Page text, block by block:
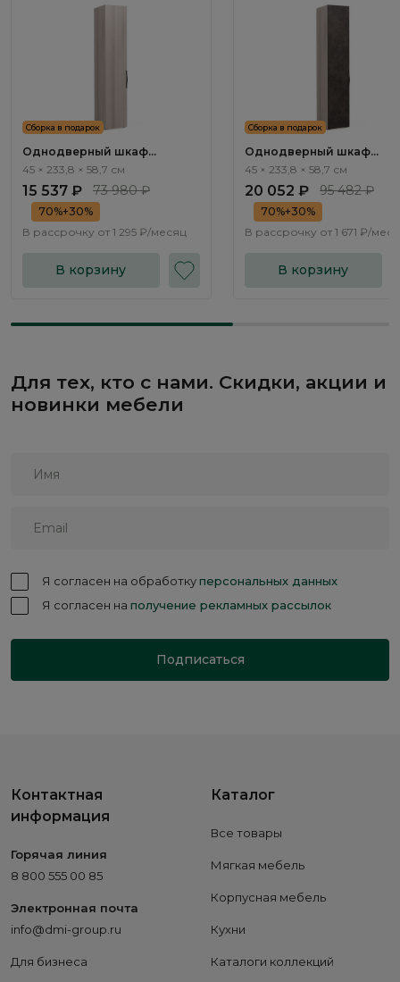
Сборка в подарок
Однодверный шкаф
Альтера / Altera AL2264.1
45 × 233,8 × 58,7 см
15 537 ₽ 73 980 ₽
70%+30%
В рассрочку от 1 295 ₽/месяц
В корзину
Сборка в подарок
Однодверный шкаф
Альтера / Altera AL2264.3
45 × 233,8 × 58,7 см
20 052 ₽ 95 482 ₽
70%+30%
В рассрочку от 1 671 ₽/
В корзину
Для тех, кто с нами. Скидки, акции и
новинки мебели
Я согласен на обработкуперсональных данных
Я согласен на получение рекламных рассылок
Подписаться
Контактная
информация
Горячая линия
8 800 555 00 85
Электронная почта
info@dmi-group.ru
Для бизнеса
Каталог
Все товары
Мягкая мебель
Корпусная мебель
Кухни
Каталоги коллекций